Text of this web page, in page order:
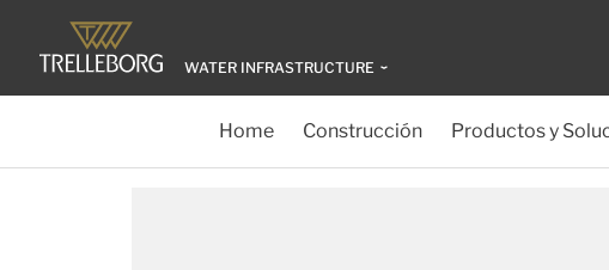
WATER INFRASTRUCTURE
Home Construcción Productos y